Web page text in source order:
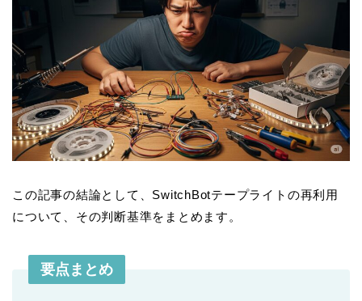
この記事の結論として、SwitchBotテープライトの再利用
について、その判断基準をまとめます。
要点まとめ